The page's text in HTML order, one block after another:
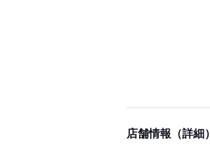
店舗情報（詳細）